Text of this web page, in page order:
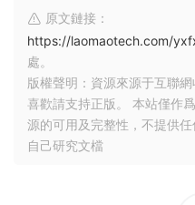
原文鏈接：
https://laomaotech.com/
處。
版權聲明：資源來源于互聯
喜歡請支持正版。 本站僅作
源的可用及完整性，不提供
自己研究文檔